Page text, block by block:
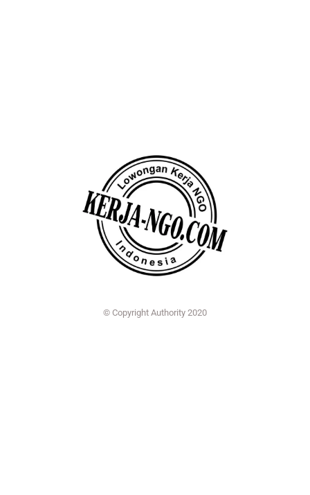
© Copyright Authority 2020